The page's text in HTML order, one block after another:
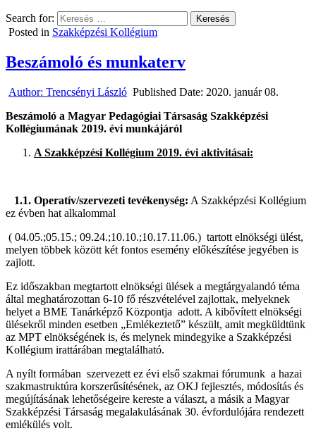
Search for:
Posted in Szakképzési Kollégium
Beszámoló és munkaterv
Author: Trencsényi László Published Date: 2020. január 08.
Beszámoló a Magyar Pedagógiai Társaság Szakképzési
Kollégiumának 2019. évi munkájáról
A Szakképzési Kollégium 2019. évi aktivitásai:
1.1. Operatív/szervezeti tevékenység: A Szakképzési Kollégium
ez évben hat alkalommal
( 04.05.;05.15.; 09.24.;10.10.;10.17.11.06.) tartott elnökségi ülést,
melyen többek között két fontos esemény előkészítése jegyében is
zajlott.
Ez időszakban megtartott elnökségi ülések a megtárgyalandó téma
által meghatározottan 6-10 fő részvételével zajlottak, melyeknek
helyet a BME Tanárképző Központja adott. A kibővített elnökségi
ülésekről minden esetben „Emlékeztető” készült, amit megküldtünk
az MPT elnökségének is, és melynek mindegyike a Szakképzési
Kollégium irattárában megtalálható.
A nyílt formában szervezett ez évi első szakmai fórumunk a hazai
szakmastruktúra korszerűsítésének, az OKJ fejlesztés, módosítás és
megújításának lehetőségeire kereste a választ, a másik a Magyar
Szakképzési Társaság megalakulásának 30. évfordulójára rendezett
emlékülés volt.